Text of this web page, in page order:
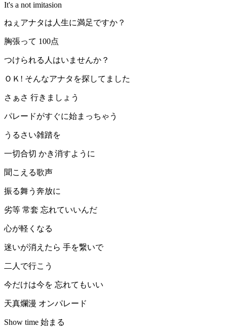
It's a not imitasion
ねぇアナタは人生に満足ですか？
胸張って 100点
つけられる人はいませんか？
ＯＫ! そんなアナタを探してました
さぁさ 行きましょう
パレードがすぐに始まっちゃう
うるさい雑踏を
一切合切 かき消すように
聞こえる歌声
振る舞う奔放に
劣等 常套 忘れていいんだ
心が軽くなる
迷いが消えたら 手を繋いで
二人で行こう
今だけは今を 忘れてもいい
天真爛漫 オンパレード
Show time 始まる